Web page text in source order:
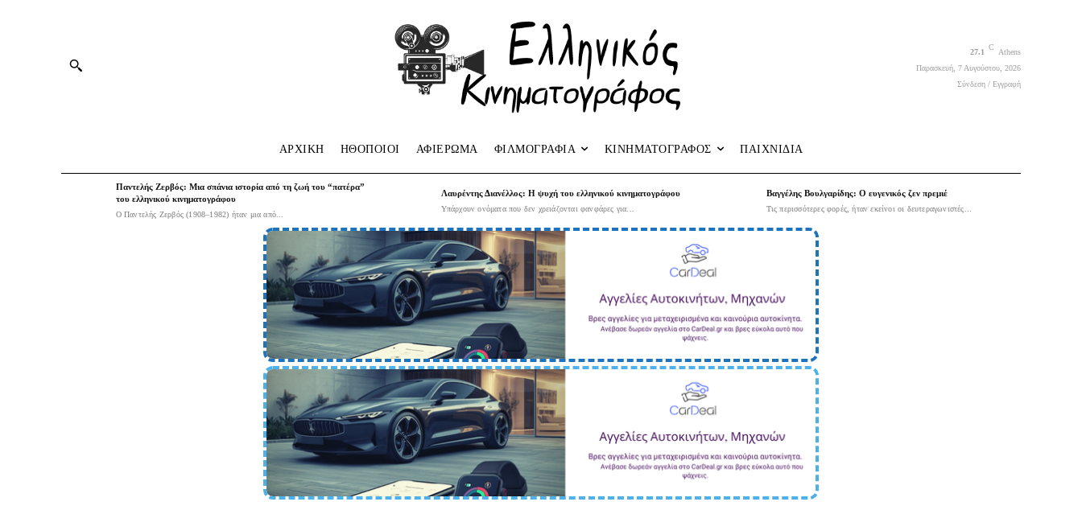
27.1
C
Athens
Παρασκευή, 7 Αυγούστου, 2026
Σύνδεση / Εγγραφή
ΑΡΧΙΚΗ HΘΟΠΟΙΟΙ ΑΦΙΕΡΩΜΑ ΦΙΛΜΟΓΡΑΦΙΑ ΚΙΝΗΜΑΤΟΓΡΑΦΟΣ ΠΑΙΧΝΙΔΙΑ
Παντελής Ζερβός: Μια σπάνια ιστορία από τη ζωή του “πατέρα”
του ελληνικού κινηματογράφου
Ο Παντελής Ζερβός (1908–1982) ήταν μια από...
Λαυρέντης Διανέλλος: Η ψυχή του ελληνικού κινηματογράφου
Υπάρχουν ονόματα που δεν χρειάζονται φανφάρες για...
Βαγγέλης Βουλγαρίδης: Ο ευγενικός ζεν πρεμιέ
Τις περισσότερες φορές, ήταν εκείνοι οι δευτεραγωνιστές...